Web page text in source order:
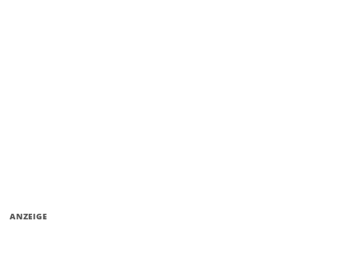
ANZEIGE